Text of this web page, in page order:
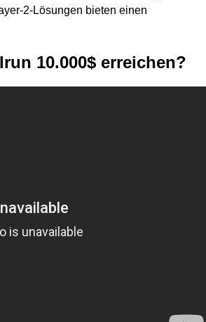
2-Lösungen bieten einen
10.000$ erreichen?